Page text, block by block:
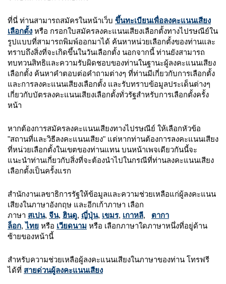
ที่นี่ ท่านสามารถสมัครในหน้าเว็บ ขึ้นทะเบียนเพื่อลงคะแนนเสียง
เลือกตั้ง หรือ กรอกใบสมัครลงคะแนนเสียงเลือกตั้งทางไปรษณีย์ใน
รูปแบบที่สามารถพิมพ์ออกมาได้ ค้นหาหน่วยเลือกตั้งของท่านและ
ทราบถึงสิ่งที่จะเกิดขึ้นในวันเลือกตั้ง นอกจากนี้ ท่านยังสามารถ
ทบทวนสิทธิและความรับผิดชอบของท่านในฐานะผู้ลงคะแนนเสียง
เลือกตั้ง ค้นหาคำตอบต่อคำถามต่างๆ ที่ท่านมีเกี่ยวกับการเลือกตั้ง
และการลงคะแนนเสียงเลือกตั้ง และรับทราบข้อมูลประเด็นต่างๆ
เกี่ยวกับบัตรลงคะแนนเสียงเลือกตั้งทั่วรัฐสำหรับการเลือกตั้งครั้ง
หน้า
หากต้องการสมัครลงคะแนนเสียงทางไปรษณีย์ ให้เลือกหัวข้อ
"สถานที่และวิธีลงคะแนนเสียง" แต่หากท่านต้องการลงคะแนนเสียง
ที่หน่วยเลือกตั้งในเขตของท่านแทน บนหน้าเพจเดียวกันนี้จะ
แนะนำท่านเกี่ยวกับสิ่งที่จะต้องนำไปในกรณีที่ท่านลงคะแนนเสียง
เลือกตั้งเป็นครั้งแรก
สำนักงานเลขาธิการรัฐให้ข้อมูลและความช่วยเหลือแก่ผู้ลงคะแนน
เสียงในภาษาอังกฤษ และอีกเก้าภาษา เลือก
ภาษา สเปน, จีน, ฮินดู, ญี่ปุ่น, เขมร, เกาหลี, ตากา
ล็อก,ไทย หรือ เวียดนาม หรือ เลือกภาษาใดภาษาหนึ่งที่อยู่ด้าน
ซ้ายของหน้านี้
สำหรับความช่วยเหลือผู้ลงคะแนนเสียงในภาษาของท่าน โทรฟรี
ได้ที่ สายด่วนผู้ลงคะแนนเสียง